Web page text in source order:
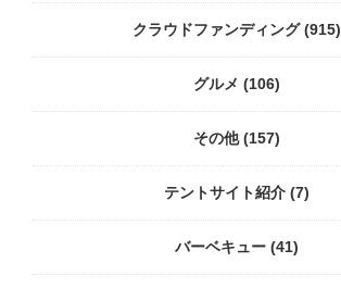
クラウドファンディング(915)
グルメ (106)
その他(157)
テントサイト紹介 (7)
バーベキュー (41)